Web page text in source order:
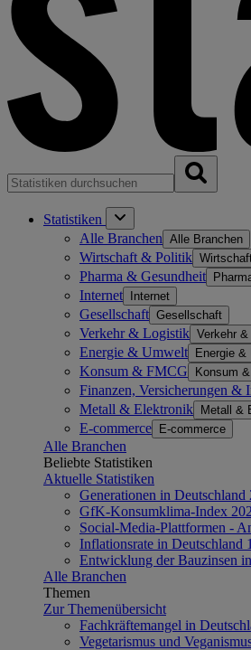
Statistiken
Alle Branchen Alle Branchen
Wirtschaft & Politik
Pharma & Gesundheit
Internet Internet
Gesellschaft Gesellschaft
Verkehr & Logistik Verkehr
Energie & Umwelt Energie &
Konsum & FMCG Konsum
Finanzen, Versicherungen &
Metall & Elektronik Metall &
E-commerce E-commerce
Alle Branchen
Beliebte Statistiken
Aktuelle Statistiken
Generationen in Deutschland
GfK-Konsumklima-Index
Social-Media-Plattformen -
Inflationsrate in Deutschland
Entwicklung der Bauzinsen
Alle Branchen
Themen
Zur Themenübersicht
Fachkräftemangel in
Vegetarismus und